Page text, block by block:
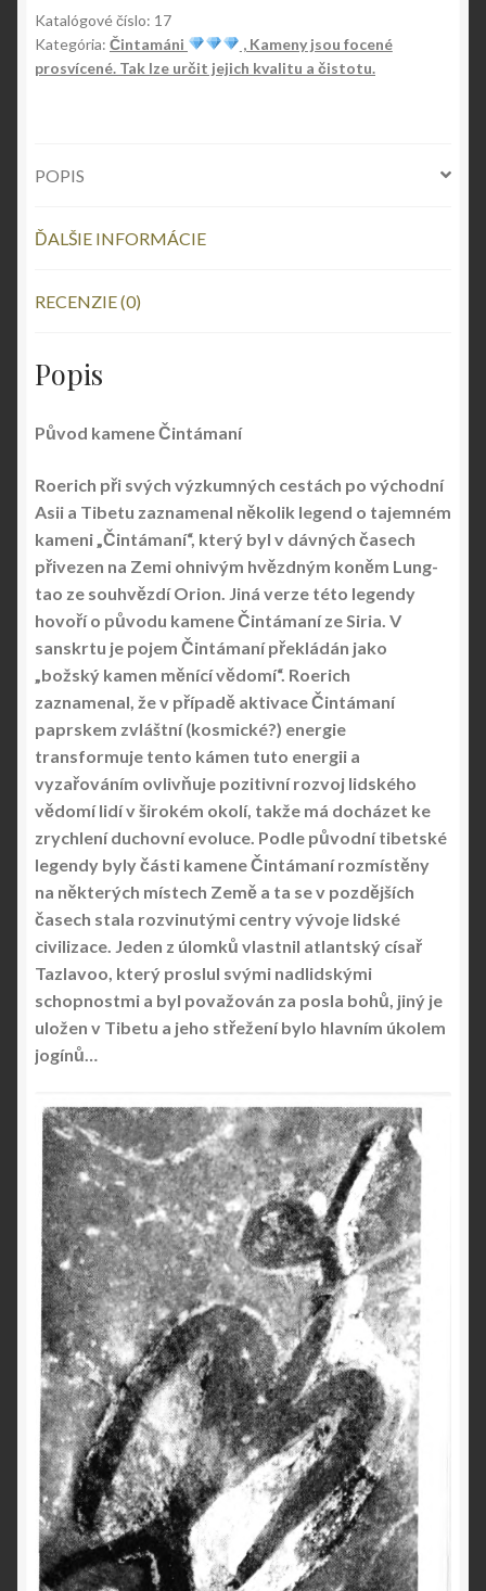
Katalógové číslo: 17
Kategória: Čintamáni
, Kameny jsou focené
prosvícené. Tak lze určit jejich kvalitu a čistotu.
POPIS
ĎALŠIE INFORMÁCIE
RECENZIE (0)
Popis
Původ kamene Čintámaní
Roerich při svých výzkumných cestách po východní
Asii a Tibetu zaznamenal několik legend o tajemném
kameni „Čintámaní“, který byl v dávných časech
přivezen na Zemi ohnivým hvězdným koněm Lung-
tao ze souhvězdí Orion. Jiná verze této legendy
hovoří o původu kamene Čintámaní ze Siria. V
sanskrtu je pojem Čintámaní překládán jako
„božský kamen měnící vědomí“. Roerich
zaznamenal, že v případě aktivace Čintámaní
paprskem zvláštní (kosmické?) energie
transformuje tento kámen tuto energii a
vyzařováním ovlivňuje pozitivní rozvoj lidského
vědomí lidí v širokém okolí, takže má docházet ke
zrychlení duchovní evoluce. Podle původní tibetské
legendy byly části kamene Čintámaní rozmístěny
na některých místech Země a ta se v pozdějších
časech stala rozvinutými centry vývoje lidské
civilizace. Jeden z úlomků vlastnil atlantský císař
Tazlavoo, který proslul svými nadlidskými
schopnostmi a byl považován za posla bohů, jiný je
uložen v Tibetu a jeho střežení bylo hlavním úkolem
jogínů…